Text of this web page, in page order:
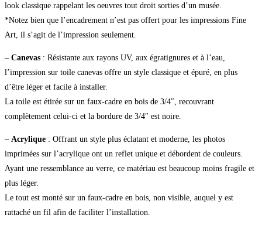
look classique rappelant les oeuvres tout droit sorties d’un musée.
*Notez bien que l’encadrement n’est pas offert pour les impressions Fine
Art, il s’agit de l’impression seulement.
– Canevas : Résistante aux rayons UV, aux égratignures et à l’eau,
l’impression sur toile canevas offre un style classique et épuré, en plus
d’être léger et facile à installer.
La toile est étirée sur un faux-cadre en bois de 3/4″, recouvrant
complètement celui-ci et la bordure de 3/4″ est noire.
– Acrylique : Offrant un style plus éclatant et moderne, les photos
imprimées sur l’acrylique ont un reflet unique et débordent de couleurs.
Ayant une ressemblance au verre, ce matériau est beaucoup moins fragile et
plus léger.
Le tout est monté sur un faux-cadre en bois, non visible, auquel y est
rattaché un fil afin de faciliter l’installation.